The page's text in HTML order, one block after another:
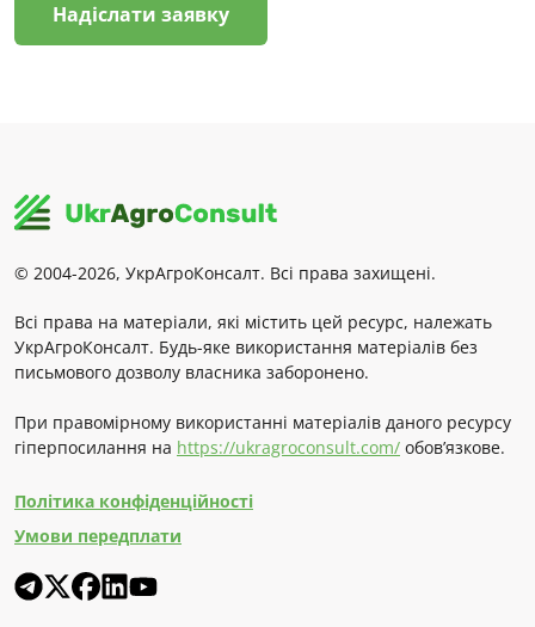
Надіслати заявку
© 2004-2026, УкрАгроКонсалт. Всі права захищені.
Всі права на матеріали, які містить цей ресурс, належать
УкрАгроКонсалт. Будь-яке використання матеріалів без
письмового дозволу власника заборонено.
При правомірному використанні матеріалів даного ресурсу
гіперпосилання на https://ukragroconsult.com/ обов’язкове.
Політика конфіденційності
Умови передплати